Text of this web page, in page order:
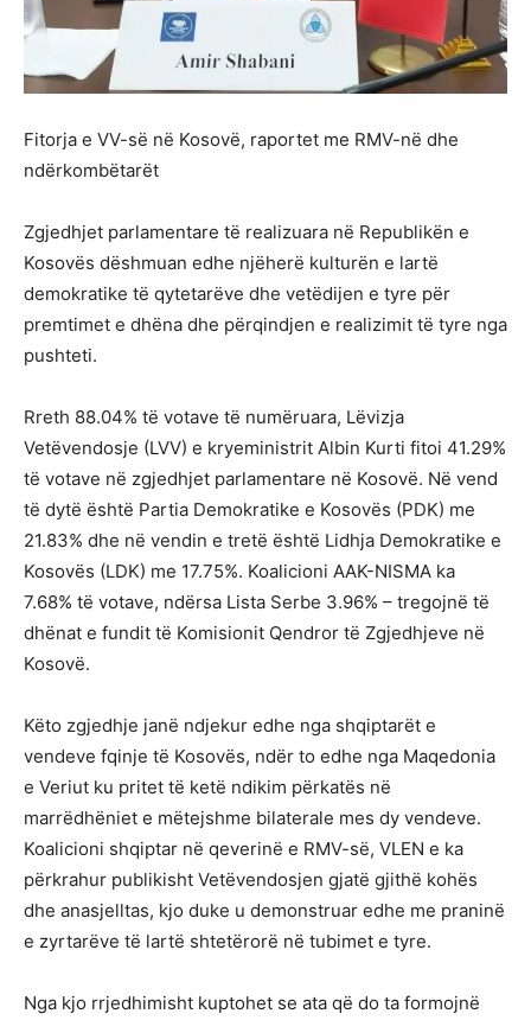
Fitorja e VV-së në Kosovë, raportet me RMV-në dhe
ndërkombëtarët
Zgjedhjet parlamentare të realizuara në Republikën e
Kosovës dëshmuan edhe njëherë kulturën e lartë
demokratike të qytetarëve dhe vetëdijen e tyre për
premtimet e dhëna dhe përqindjen e realizimit të tyre nga
pushteti.
Rreth 88.04% të votave të numëruara, Lëvizja
Vetëvendosje (LVV) e kryeministrit Albin Kurti fitoi 41.29%
të votave në zgjedhjet parlamentare në Kosovë. Në vend
të dytë është Partia Demokratike e Kosovës (PDK) me
21.83% dhe në vendin e tretë është Lidhja Demokratike e
Kosovës (LDK) me 17.75%. Koalicioni AAK-NISMA ka
7.68% të votave, ndërsa Lista Serbe 3.96% – tregojnë të
dhënat e fundit të Komisionit Qendror të Zgjedhjeve në
Kosovë.
Këto zgjedhje janë ndjekur edhe nga shqiptarët e
vendeve fqinje të Kosovës, ndër to edhe nga Maqedonia
e Veriut ku pritet të ketë ndikim përkatës në
marrëdhëniet e mëtejshme bilaterale mes dy vendeve.
Koalicioni shqiptar në qeverinë e RMV-së, VLEN e ka
përkrahur publikisht Vetëvendosjen gjatë gjithë kohës
dhe anasjelltas, kjo duke u demonstruar edhe me praninë
e zyrtarëve të lartë shtetërorë në tubimet e tyre.
Nga kjo rrjedhimisht kuptohet se ata që do ta formojnë